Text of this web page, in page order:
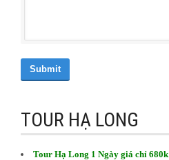
Submit
TOUR HẠ LONG
Tour Hạ Long 1 Ngày giá chỉ 680k